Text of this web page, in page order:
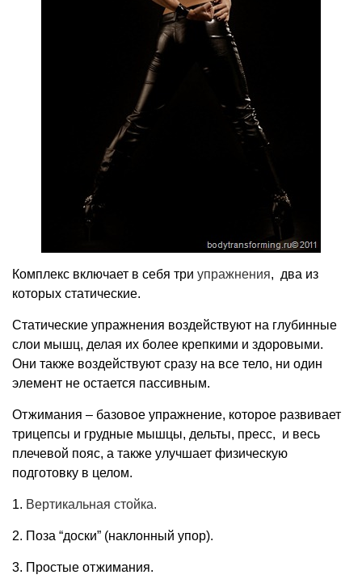
Комплекс включает в себя три упражнения, два из
которых статические.
Статические упражнения воздействуют на глубинные
слои мышц, делая их более крепкими и здоровыми.
Они также воздействуют сразу на все тело, ни один
элемент не остается пассивным.
Отжимания – базовое упражнение, которое развивает
трицепсы и грудные мышцы, дельты, пресс, и весь
плечевой пояс, а также улучшает физическую
подготовку в целом.
1. Вертикальная стойка.
2. Поза “доски” (наклонный упор).
3. Простые отжимания.